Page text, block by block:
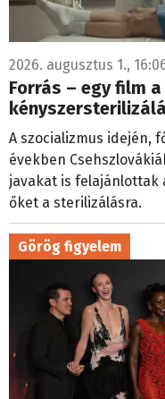
2026. augusztus 1.,
Forrás – egy film
A szocializmus idején,
években
javakat is felajánlottak
őket a sterilizálásra.
Görög figyelem